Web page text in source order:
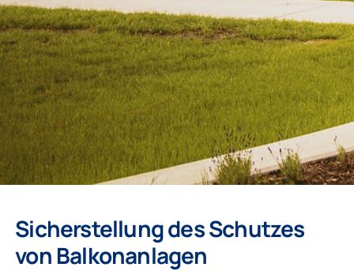
Sicherstellung des Schutzes
von Balkonanlagen